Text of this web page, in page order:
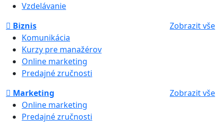
Vzdelávanie
Biznis
Zobrazit vše
Komunikácia
Kurzy pre manažérov
Online marketing
Predajné zručnosti
Marketing
Zobrazit vše
Online marketing
Predajné zručnosti